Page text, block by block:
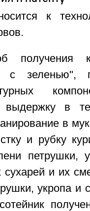
к
получения
зеленью",
выдержку в
в
и рубку
петрушки,
сухарей и их
укропа и